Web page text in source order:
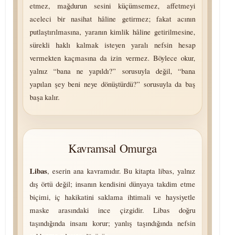
etmez, mağdurun sesini küçümsemez, affetmeyi
aceleci bir nasihat hâline getirmez; fakat acının
putlaştırılmasına, yaranın kimlik hâline ge­ti­ril­me­si­ne,
sürekli haklı kalmak isteyen yaralı nefsin hesap
vermekten kaçmasına da izin vermez. Böylece okur,
yalnız “bana ne yapıldı?” sorusuyla değil, “bana
yapılan şey beni neye dönüştürdü?” sorusuyla da baş
başa kalır.
Kavramsal Omurga
Libas, eserin ana kavramıdır. Bu kitapta libas, yalnız
dış örtü değil; insanın kendisini dünyaya takdim etme
biçimi, iç hakikatini saklama ihtimali ve haysiyetle
maske arasındaki ince çizgidir. Libas doğru
taşındığında insanı korur; yanlış taşındığında nefsin